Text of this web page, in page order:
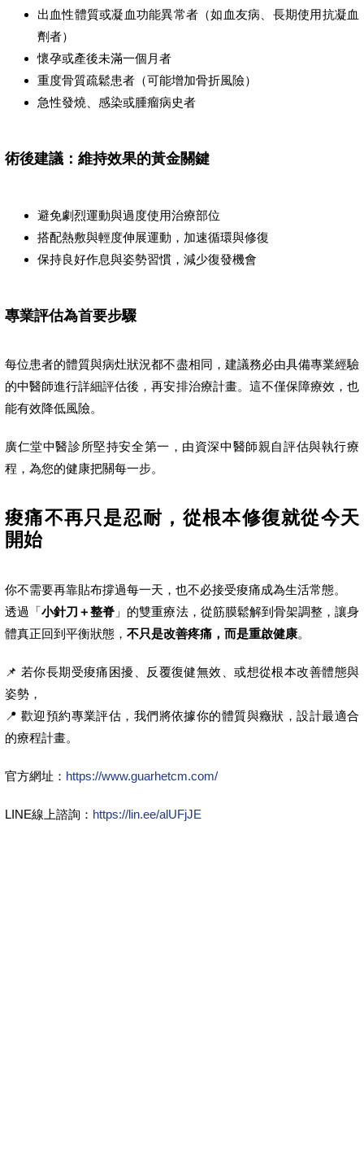
出血性體質或凝血功能異常者（如血友病、長期使用抗凝血
劑者）
懷孕或產後未滿一個月者
重度骨質疏鬆患者（可能增加骨折風險）
急性發燒、感染或腫瘤病史者
術後建議：維持效果的黃金關鍵
避免劇烈運動與過度使用治療部位
搭配熱敷與輕度伸展運動，加速循環與修復
保持良好作息與姿勢習慣，減少復發機會
專業評估為首要步驟
每位患者的體質與病灶狀況都不盡相同，建議務必由具備專業經驗
的中醫師進行詳細評估後，再安排治療計畫。這不僅保障療效，也
能有效降低風險。
廣仁堂中醫診所堅持安全第一，由資深中醫師親自評估與執行療
程，為您的健康把關每一步。
痠痛不再只是忍耐，從根本修復就從今天
開始
你不需要再靠貼布撐過每一天，也不必接受痠痛成為生活常態。
透過「小針刀＋整脊 」的雙重療法，從筋膜鬆解到骨架調整，讓身
體真正回到平衡狀態， 不只是改善疼痛，而是重啟健康。
📌 若你長期受痠痛困擾、反覆復健無效、或想從根本改善體態與
姿勢，
📍 歡迎預約專業評估，我們將依據你的體質與癥狀，設計最適合
的療程計畫。
官方網址： https://www.guarhetcm.com/
LINE線上諮詢： https://lin.ee/alUFjJE